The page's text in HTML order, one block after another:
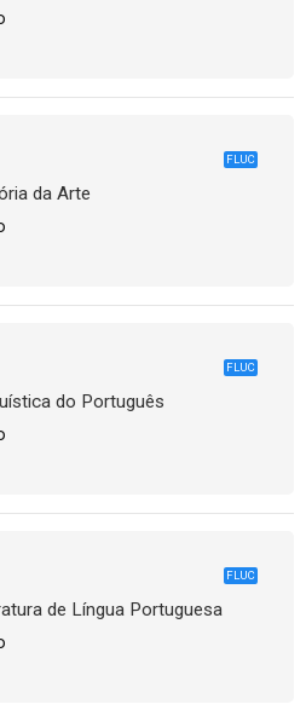
FLUC
da Arte
FLUC
do Português
FLUC
de Língua Portuguesa